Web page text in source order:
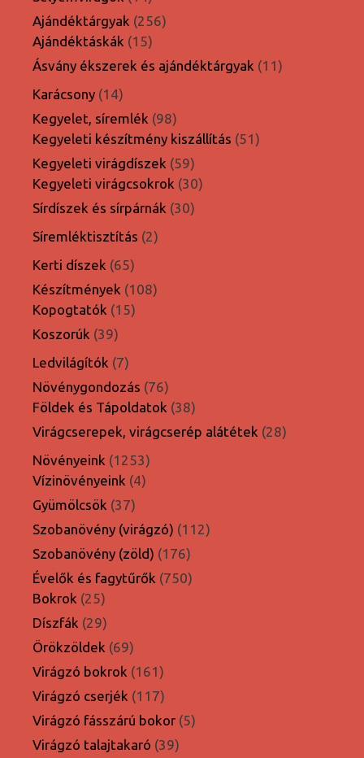
termék
Ajándéktárgyak 256256
Ajándéktáskák 1515
termék
Ásvány ékszerek és ajándéktárgyak 1111
Karácsony 1414
termék
Kegyelet, síremlék 9898
termék
Kegyeleti készítmény kiszállítás 5151
Kegyeleti virágdíszek 5959
termék
Kegyeleti virágcsokrok 3030
Sírdíszek és sírpárnák 3030
Síremléktisztítás 22
Kerti díszek 6565
termék
Készítmények 108108
Kopogtatók 1515
Koszorúk 3939
termék
Ledvilágítók 77
termék
Növénygondozás 7676
termék
Földek és Tápoldatok 3838
termék
Virágcserepek, virágcserép alátétek 2828
Növényeink 12531253
termék
Vízinövényeink 44
Gyümölcsök 3737
termék
Szobanövény (virágzó) 112112
Szobanövény (zöld) 176176
termék
Évelők és fagytűrők 750750
Bokrok 2525
termék
Díszfák 2929
termék
Örökzöldek 6969
termék
Virágzó bokrok 161161
termék
Virágzó cserjék 117117
termék
Virágzó fásszárú bokor 55
Virágzó talajtakaró 3939